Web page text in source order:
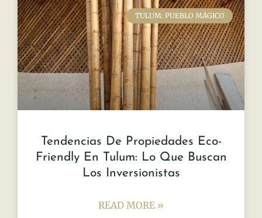
TULUM: PUEBLO MÁGICO
Tendencias De Propiedades Eco-
Friendly En Tulum: Lo Que Buscan
Los Inversionistas
READ MORE »